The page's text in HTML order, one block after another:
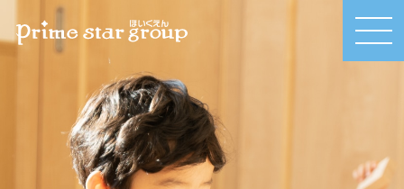
MEN
U